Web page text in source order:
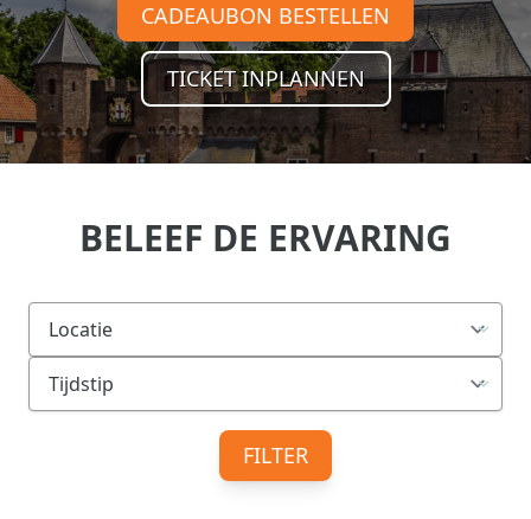
CADEAUBON BESTELLEN
TICKET INPLANNEN
BELEEF DE ERVARING
FILTER